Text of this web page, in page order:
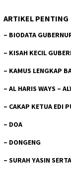
ARTIKEL PENTING
– BIODATA
– KISAH KECIL
– KAMUS LENGKAP
– AL HARIS WAYS –
– CAKAP KETUA EDI
– DOA
– DONGENG
– SURAH YASIN